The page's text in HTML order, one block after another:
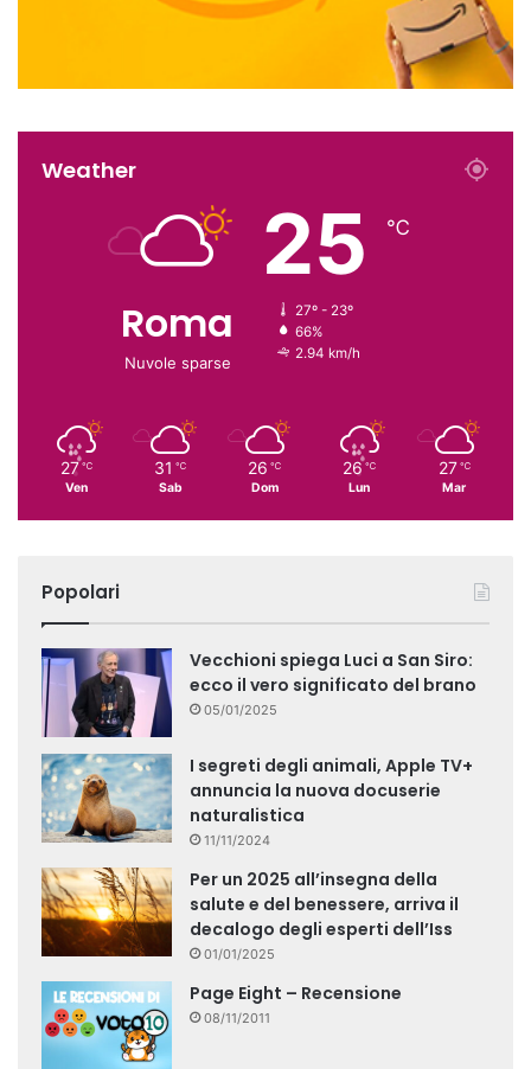
Weather
Roma
Nuvole sparse
25 ℃
27º - 23º
66%
2.94 km/h
27 ℃
Ven
31 ℃
Sab
26 ℃
Dom
26 ℃
Lun
27 ℃
Mar
Popolari
Vecchioni spiega Luci a San Siro:
ecco il vero significato del brano
05/01/2025
I segreti degli animali, Apple TV+
annuncia la nuova docuserie
naturalistica
11/11/2024
Per un 2025 all’insegna della
salute e del benessere, arriva il
decalogo degli esperti dell’Iss
01/01/2025
Page Eight – Recensione
08/11/2011